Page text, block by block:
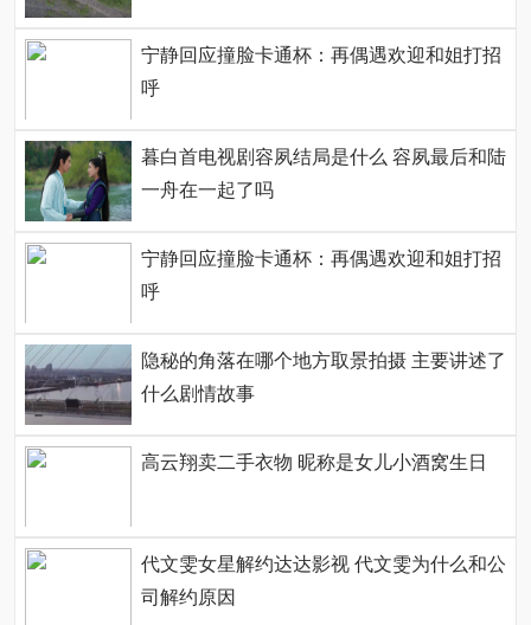
宁静回应撞脸卡通杯：再偶遇欢迎和姐打招
呼
暮白首电视剧容夙结局是什么 容夙最后和陆
一舟在一起了吗
宁静回应撞脸卡通杯：再偶遇欢迎和姐打招
呼
隐秘的角落在哪个地方取景拍摄 主要讲述了
什么剧情故事
高云翔卖二手衣物 昵称是女儿小酒窝生日
代文雯女星解约达达影视 代文雯为什么和公
司解约原因